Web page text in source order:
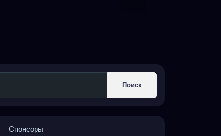
Поиск
Спонсоры